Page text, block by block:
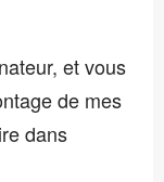
et vous
de mes
dans